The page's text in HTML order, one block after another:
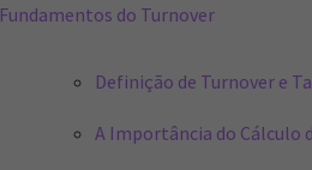
Fundamentos do Turnover
Definição de Turnover e
A Importância do Cálculo